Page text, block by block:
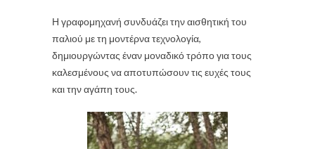
Η γραφομηχανή συνδυάζει την αισθητική του
παλιού με τη μοντέρνα τεχνολογία,
δημιουργώντας έναν μοναδικό τρόπο για τους
καλεσμένους να αποτυπώσουν τις ευχές τους
και την αγάπη τους.